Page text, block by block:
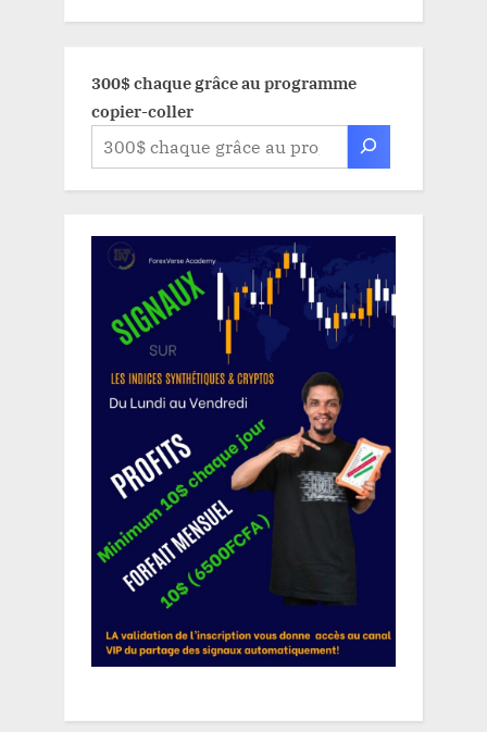
300$ chaque grâce au programme
copier-coller